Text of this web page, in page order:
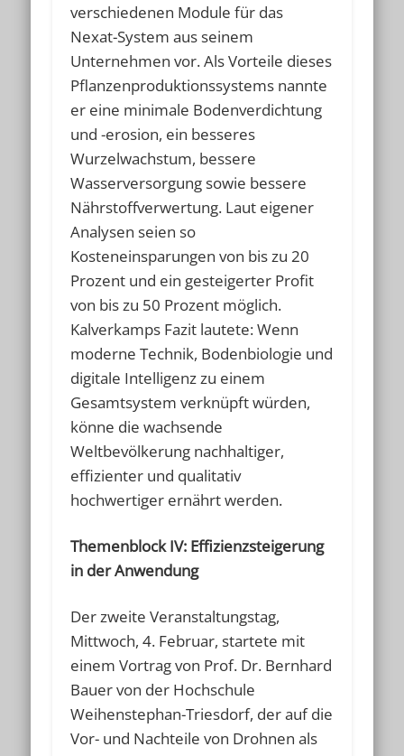
verschiedenen Module für das
Nexat-System aus seinem
Unternehmen vor. Als Vorteile dieses
Pflanzenproduktionssystems nannte
er eine minimale Bodenverdichtung
und -erosion, ein besseres
Wurzelwachstum, bessere
Wasserversorgung sowie bessere
Nährstoffverwertung. Laut eigener
Analysen seien so
Kosteneinsparungen von bis zu 20
Prozent und ein gesteigerter Profit
von bis zu 50 Prozent möglich.
Kalverkamps Fazit lautete: Wenn
moderne Technik, Bodenbiologie und
digitale Intelligenz zu einem
Gesamtsystem verknüpft würden,
könne die wachsende
Weltbevölkerung nachhaltiger,
effizienter und qualitativ
hochwertiger ernährt werden.
Themenblock IV: Effizienzsteigerung
in der Anwendung
Der zweite Veranstaltungstag,
Mittwoch, 4. Februar, startete mit
einem Vortrag von Prof. Dr. Bernhard
Bauer von der Hochschule
Weihenstephan-Triesdorf, der auf die
Vor- und Nachteile von Drohnen als